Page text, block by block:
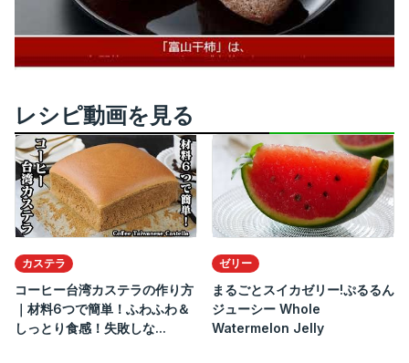
レシピ動画を見る
カステラ
コーヒー台湾カステラの作り方
｜材料6つで簡単！ふわふわ＆
しっとり食感！失敗しな...
ゼリー
まるごとスイカゼリー!ぷるるん
ジューシー Whole
Watermelon Jelly